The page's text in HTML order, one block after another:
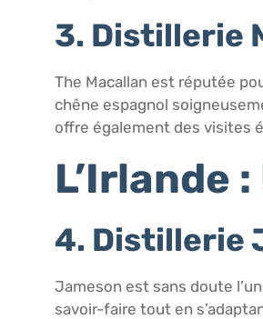
3. Distillerie
The Macallan est réputée
chêne espagnol
offre également des visites
L’Irlande
4. Distillerie
Jameson est sans doute
savoir-faire tout en